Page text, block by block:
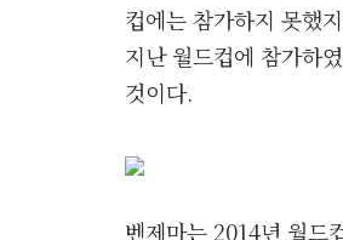
컵에는 참가하지 못했
지난 월드컵에 참가하
것이다.
벤제마는 2014년 월드